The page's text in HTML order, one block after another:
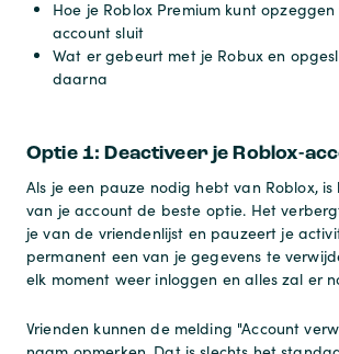
Hoe je Roblox Premium kunt
account sluit
Wat er gebeurt met je Robux en
daarna
Optie 1: Deactiveer je Roblox-
Als je een pauze nodig hebt van Roblox,
van je account de beste optie. Het
je van de vriendenlijst en pauzeert je
permanent een van je gegevens te
elk moment weer inloggen en alles zal er
Vrienden kunnen de melding "Account